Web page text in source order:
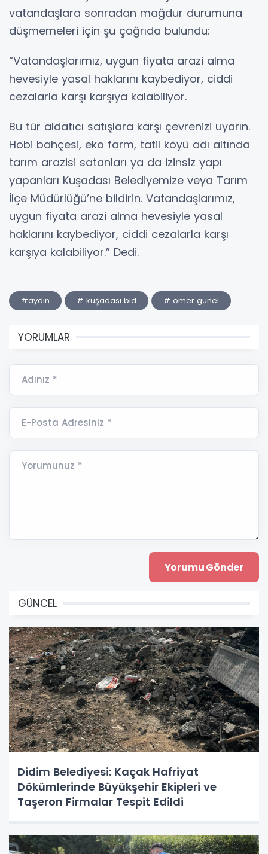
vatandaşlara sonradan mağdur durumuna
düşmemeleri için şu çağrıda bulundu:
“Vatandaşlarımız, uygun fiyata arazi alma
hevesiyle yasal haklarını kaybediyor, ciddi
cezalarla karşı karşıya kalabiliyor.
Bu tür aldatıcı satışlara karşı çevrenizi uyarın.
Hobi bahçesi, eko farm, tatil köyü adı altında
tarım arazisi satanları ya da izinsiz yapı
yapanları Kuşadası Belediyemize veya Tarım
İlçe Müdürlüğü’ne bildirin. Vatandaşlarımız,
uygun fiyata arazi alma hevesiyle yasal
haklarını kaybediyor, ciddi cezalarla karşı
karşıya kalabiliyor.” Dedi.
#aydın # kuşadası bld # ömer günel
YORUMLAR
Adınız *
E-Posta Adresiniz *
Yorumunuz *
GÜNCEL
Didim Belediyesi: Kaçak Hafriyat
Dökümlerinde Büyükşehir Ekipleri ve
Taşeron Firmalar Tespit Edildi